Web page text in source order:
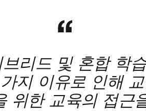
리드 및 혼합 학
지 이유로 인해
위한 교육의 접근